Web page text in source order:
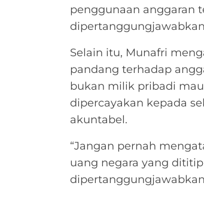
penggunaan anggaran
Selain itu, Munafri
pandang terhadap
bukan milik pribadi
dipercayakan kepada
akuntabel.
“Jangan pernah
uang negara yang